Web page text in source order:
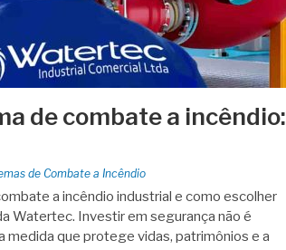
de combate a incêndio:
de Combate a Incêndio
a incêndio industrial e como escolher
Watertec. Investir em segurança não é
medida que protege vidas, patrimônios e a